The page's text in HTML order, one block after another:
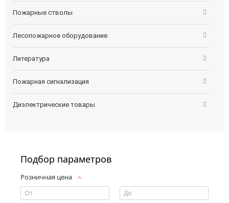
Пожарные стволы
Лесопожарное оборудование
Литература
Пожарная сигнализация
Диэлектрические товары
Подбор параметров
Розничная цена